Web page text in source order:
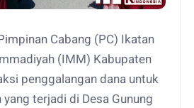
Cabang (PC) Ikatan
(IMM) Kabupaten
penggalangan dana untuk
terjadi di Desa Gunung